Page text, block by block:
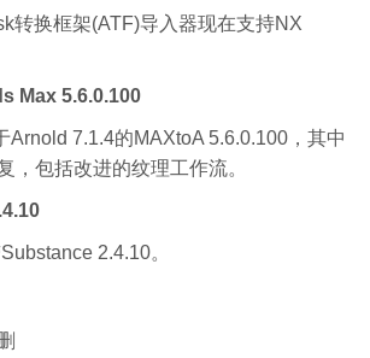
转换框架(ATF)导入器现在支持NX
Max 5.6.0.100
Arnold 7.1.4的MAXtoA 5.6.0.100，其中
，包括改进的纹理工作流。
2.4.10。